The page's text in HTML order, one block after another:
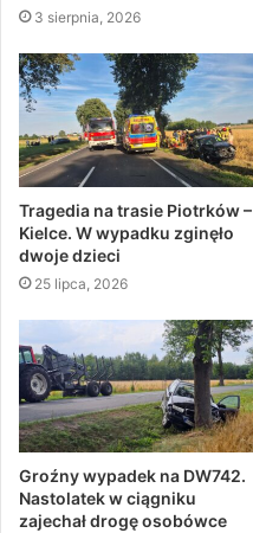
3 sierpnia, 2026
Tragedia na trasie Piotrków –
Kielce. W wypadku zginęło
dwoje dzieci
25 lipca, 2026
Groźny wypadek na DW742.
Nastolatek w ciągniku
zajechał drogę osobówce